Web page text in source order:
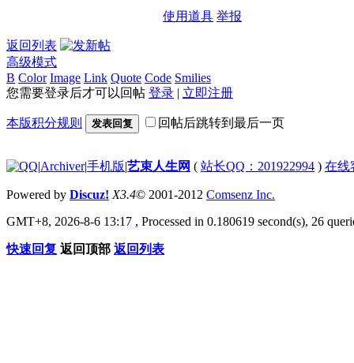
使用道具 举报
返回列表
高级模式
B Color Image Link Quote Code Smilies
您需要登录后才可以回帖 登录 | 立即注册
本版积分规则 发表回复 回帖后跳转到最后一页
|Archiver|手机版|艺束人生网 ( 站长QQ：201922994 ) 在线
Powered by Discuz! X3.4© 2001-2012 Comsenz Inc.
GMT+8, 2026-8-6 13:17 , Processed in 0.180619 second(s), 26
快速回复 返回顶部 返回列表